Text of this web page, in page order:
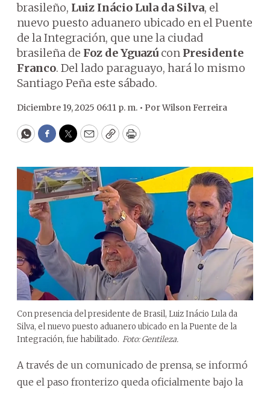
brasileño, Luiz Inácio Lula da Silva, el
nuevo puesto aduanero ubicado en el Puente
de la Integración, que une la ciudad
brasileña de Foz de Yguazú con Presidente
Franco. Del lado paraguayo, hará lo mismo
Santiago Peña este sábado.
Diciembre 19, 2025 06:11 p. m. • PorWilson Ferreira
WhatsApp
Facebook
Twitter
EmailCopyPrint
Con presencia del presidente de Brasil, Luiz Inácio Lula da
Silva, el nuevo puesto aduanero ubicado en la Puente de la
Integración, fue habilitado. Foto: Gentileza.
A través de un comunicado de prensa, se informó
que el paso fronterizo queda oficialmente bajo la